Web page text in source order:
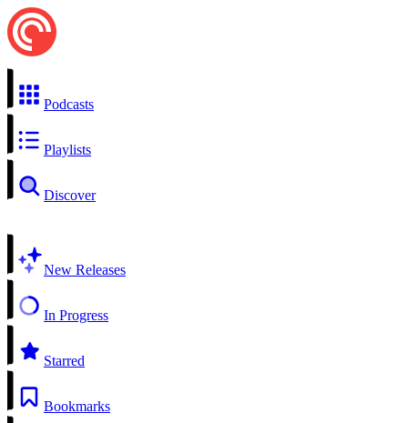
Podcasts
Playlists
Discover
New Releases
In Progress
Starred
Bookmarks